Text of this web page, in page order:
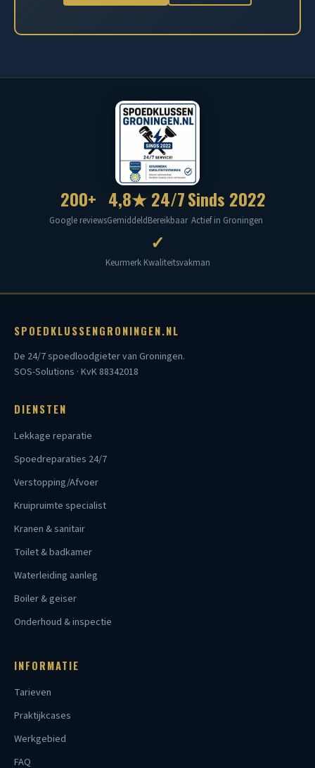
200+
Google reviews
4,8★
Gemiddeld
24/7
Bereikbaar
Sinds 2022
Actief in Groningen
✓
Keurmerk Kwaliteitsvakman
SPOEDKLUSSENGRONINGEN.NL
De 24/7 spoedloodgieter van Groningen.
SOS-Solutions · KvK 88342018
DIENSTEN
Lekkage reparatie
Spoedreparaties 24/7
Verstopping/Afvoer
Kruipruimte specialist
Kranen & sanitair
Toilet & badkamer
Waterleiding aanleg
Boiler & geiser
Onderhoud & inspectie
INFORMATIE
Tarieven
Praktijkcases
Werkgebied
FAQ